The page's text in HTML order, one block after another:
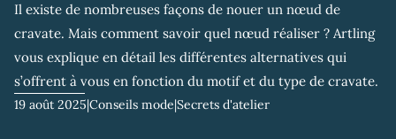
Il existe de nombreuses façons de nouer un nœud de
cravate. Mais comment savoir quel nœud réaliser ? Artling
vous explique en détail les différentes alternatives qui
s’offrent à vous en fonction du motif et du type de cravate.
19 août 2025|Conseils mode|Secrets d'atelier